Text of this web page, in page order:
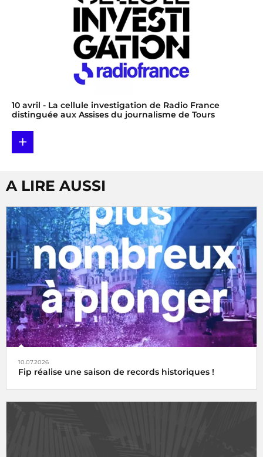
10 avril - La cellule investigation de Radio France
distinguée aux Assises du journalisme de Tours
+
A LIRE AUSSI
10.07.2026
Fip réalise une saison de records historiques !